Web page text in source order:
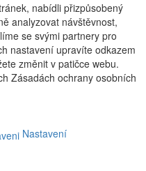
nabídli přizpůsobený
analyzovat návštěvnost,
se svými partnery pro
nastavení upravíte odkazem
změnit v patičce webu.
Zásadách ochrany osobních
Nastavení